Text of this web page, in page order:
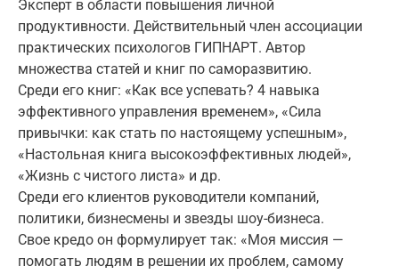
Эксперт в области повышения личной
продуктивности. Действительный член ассоциации
практических психологов ГИПНАРТ. Автор
множества статей и книг по саморазвитию.
Среди его книг: «Как все успевать? 4 навыка
эффективного управления временем», «Сила
привычки: как стать по настоящему успешным»,
«Настольная книга высокоэффективных людей»,
«Жизнь с чистого листа» и др.
Среди его клиентов руководители компаний,
политики, бизнесмены и звезды шоу-бизнеса.
Свое кредо он формулирует так: «Моя миссия —
помогать людям в решении их проблем, самому